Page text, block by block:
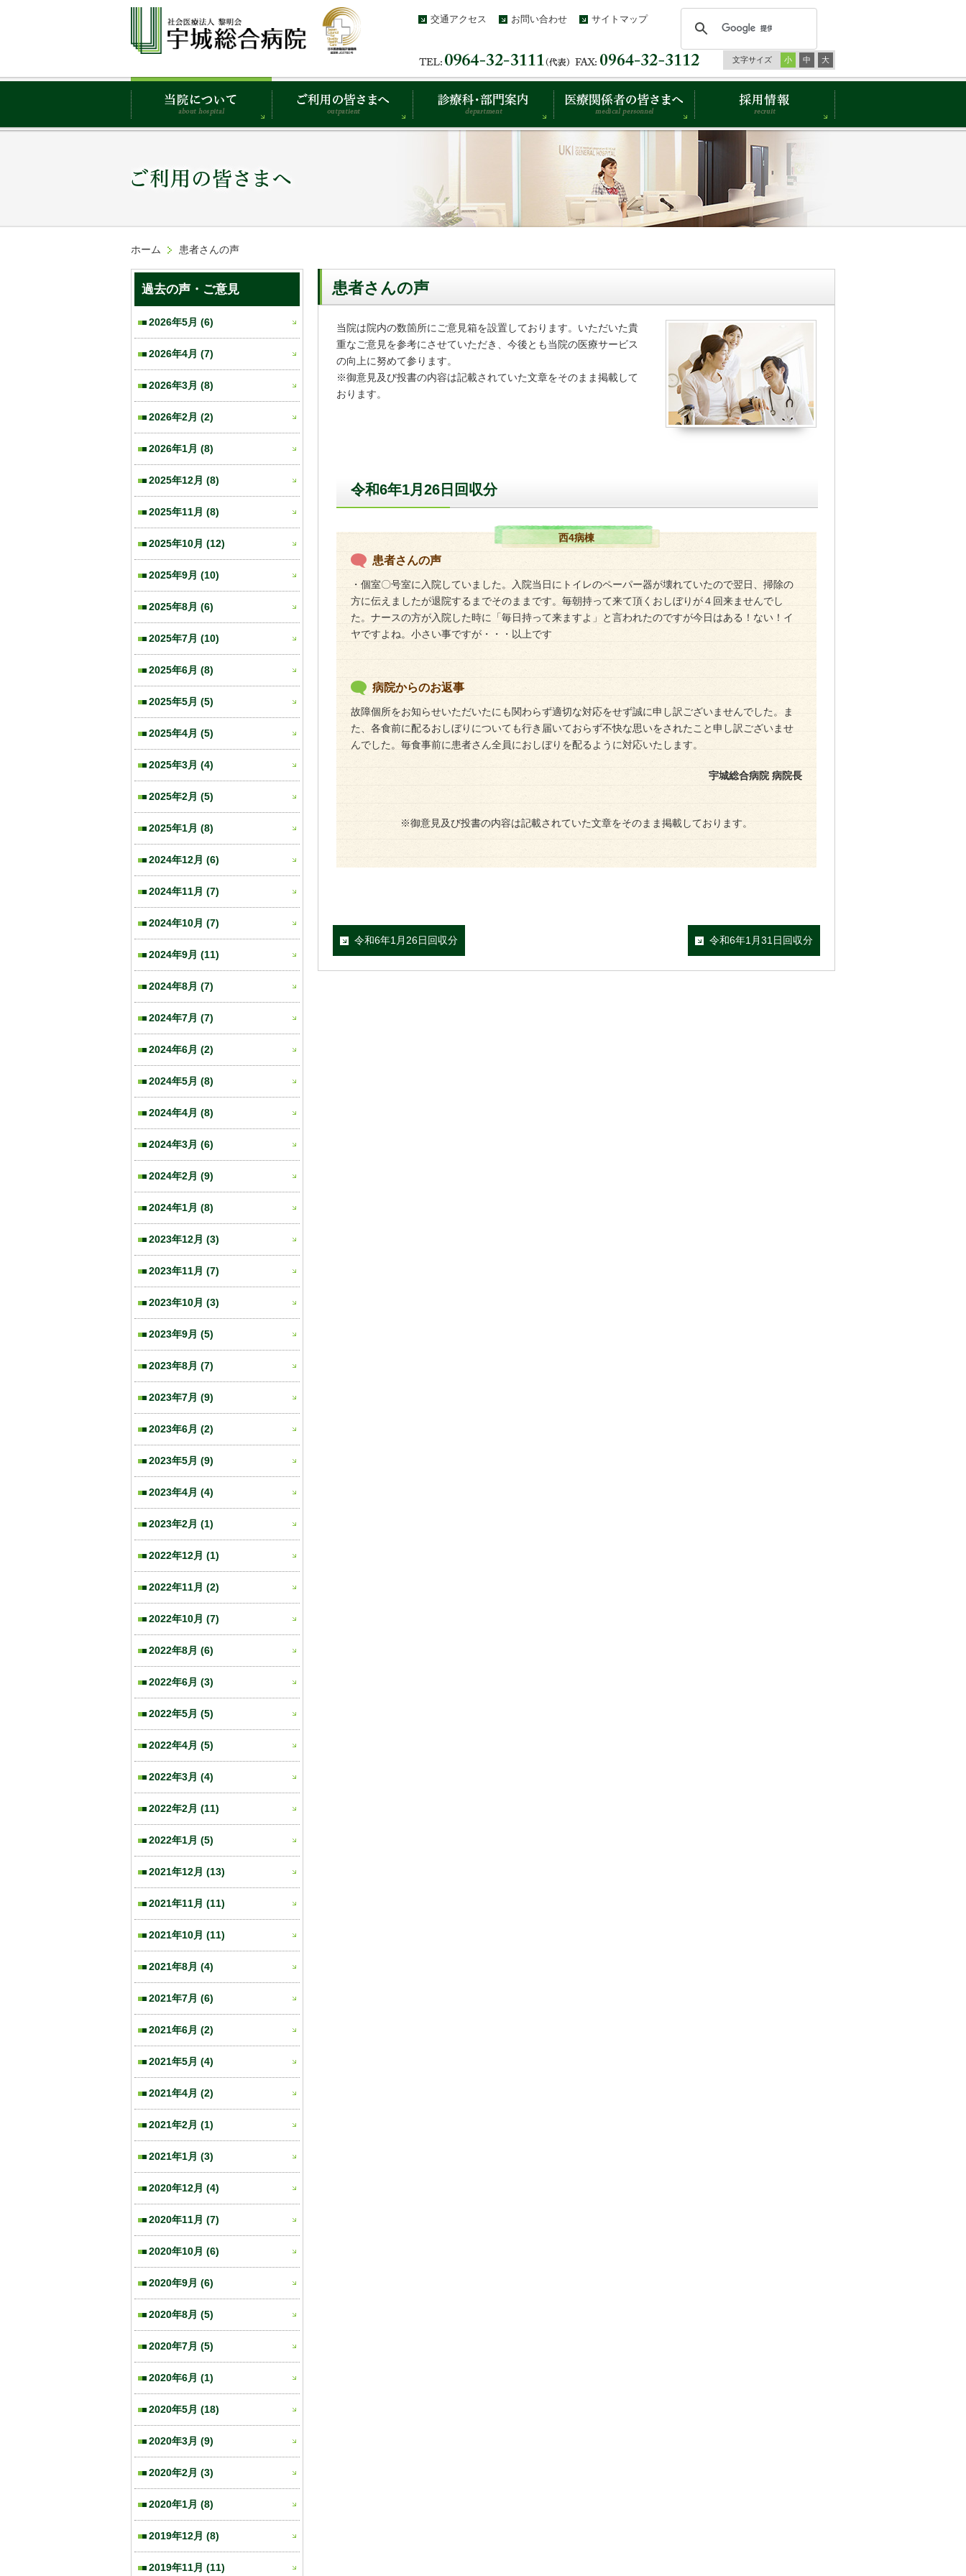
交通アクセス お問い合わせ サイトマップ
文字サイズ 小 中 大
ホーム 患者さんの声
患者さんの声
当院は院内の数箇所にご意見箱を設置しております。いただいた貴
重なご意見を参考にさせていただき、今後とも当院の医療サービス
の向上に努めて参ります。
※御意見及び投書の内容は記載されていた文章をそのまま掲載して
おります。
令和6年1月26日回収分
西4病棟
患者さんの声
・個室〇号室に入院していました。入院当日にトイレのペーパー器が壊れていたので翌日、掃除の
方に伝えましたが退院するまでそのままです。毎朝持って来て頂くおしぼりが４回来ませんでし
た。ナースの方が入院した時に「毎日持って来ますよ」と言われたのですが今日はある！ない！イ
ヤですよね。小さい事ですが・・・以上です
病院からのお返事
故障個所をお知らせいただいたにも関わらず適切な対応をせず誠に申し訳ございませんでした。ま
た、各食前に配るおしぼりについても行き届いておらず不快な思いをされたこと申し訳ございませ
んでした。毎食事前に患者さん全員におしぼりを配るように対応いたします。
宇城総合病院 病院長
※御意見及び投書の内容は記載されていた文章をそのまま掲載しております。
令和6年1月26日回収分 令和6年1月31日回収分
過去の声・ご意見
2026年5月 (6)
2026年4月 (7)
2026年3月 (8)
2026年2月 (2)
2026年1月 (8)
2025年12月 (8)
2025年11月 (8)
2025年10月 (12)
2025年9月 (10)
2025年8月 (6)
2025年7月 (10)
2025年6月 (8)
2025年5月 (5)
2025年4月 (5)
2025年3月 (4)
2025年2月 (5)
2025年1月 (8)
2024年12月 (6)
2024年11月 (7)
2024年10月 (7)
2024年9月 (11)
2024年8月 (7)
2024年7月 (7)
2024年6月 (2)
2024年5月 (8)
2024年4月 (8)
2024年3月 (6)
2024年2月 (9)
2024年1月 (8)
2023年12月 (3)
2023年11月 (7)
2023年10月 (3)
2023年9月 (5)
2023年8月 (7)
2023年7月 (9)
2023年6月 (2)
2023年5月 (9)
2023年4月 (4)
2023年2月 (1)
2022年12月 (1)
2022年11月 (2)
2022年10月 (7)
2022年8月 (6)
2022年6月 (3)
2022年5月 (5)
2022年4月 (5)
2022年3月 (4)
2022年2月 (11)
2022年1月 (5)
2021年12月 (13)
2021年11月 (11)
2021年10月 (11)
2021年8月 (4)
2021年7月 (6)
2021年6月 (2)
2021年5月 (4)
2021年4月 (2)
2021年2月 (1)
2021年1月 (3)
2020年12月 (4)
2020年11月 (7)
2020年10月 (6)
2020年9月 (6)
2020年8月 (5)
2020年7月 (5)
2020年6月 (1)
2020年5月 (18)
2020年3月 (9)
2020年2月 (3)
2020年1月 (8)
2019年12月 (8)
2019年11月 (11)